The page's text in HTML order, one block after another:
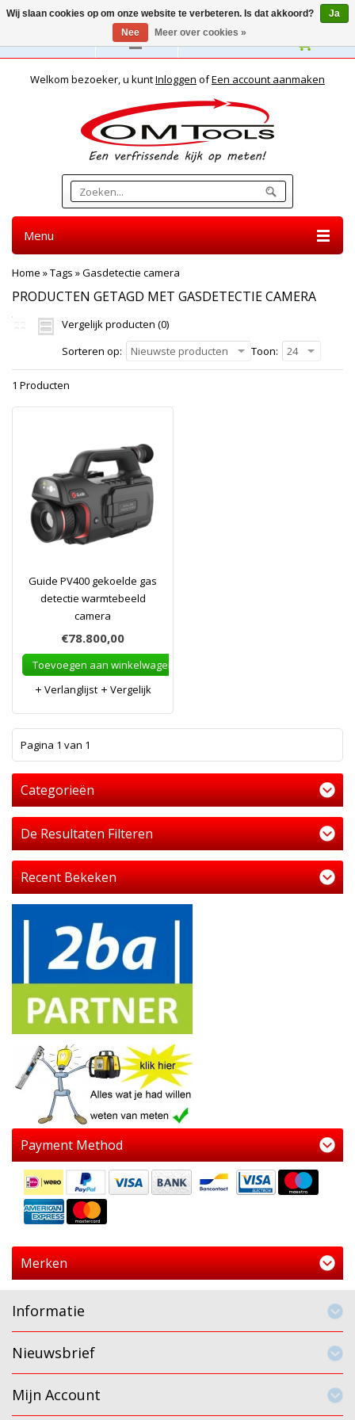
Nederlands
Welkom bezoeker, u kuntInloggen ofEen account aanmaken
Menu
Home »Tags »Gasdetectie camera
PRODUCTEN GETAGD MET GASDETECTIE CAMERA
Vergelijk producten (0)
Sorteren op:
Nieuwste producten Toon: 24
1 Producten
Guide PV400 gekoelde gas
detectie warmtebeeld
camera
€78.800,00
Toevoegen aan winkelwagen
Verlanglijst
Vergelijk
Pagina 1 van 1
Categorieën
De Resultaten Filteren
Recent Bekeken
Payment Method
Merken
Informatie
Nieuwsbrief
Mijn Account
Wij slaan cookies op om onze website te verbeteren. Is dat akkoord?
Ja
Nee
Meer over cookies »